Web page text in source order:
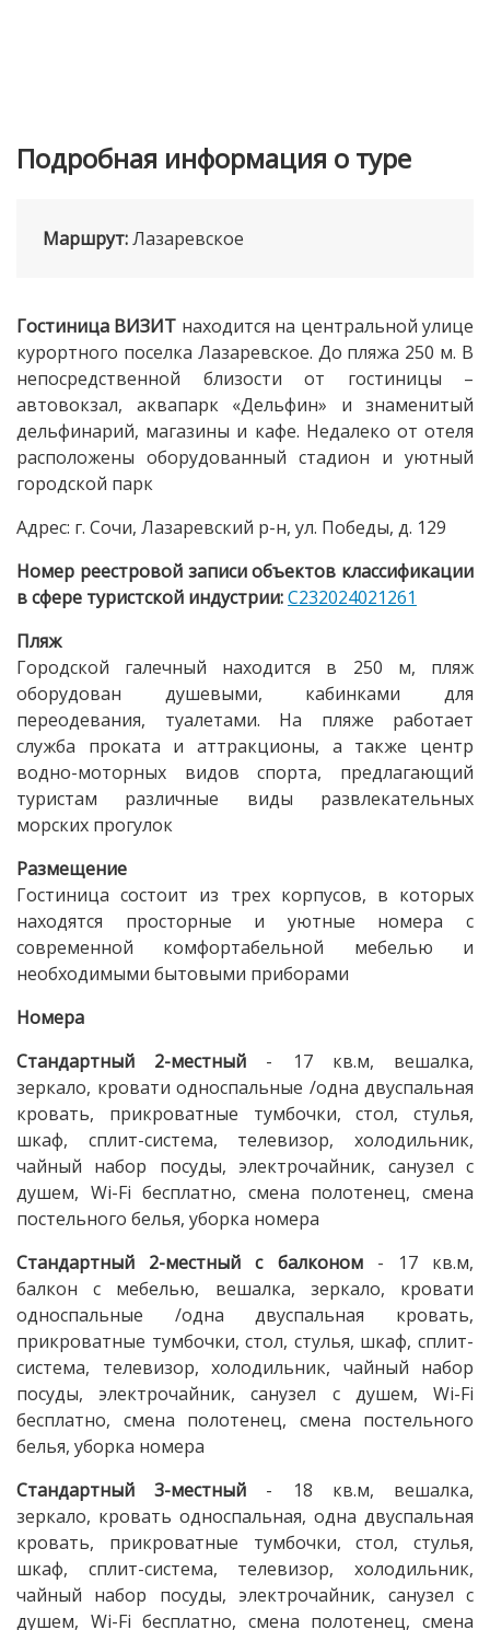
Подробная информация о туре
Маршрут:Лазаревское
Гостиница ВИЗИТ находится на центральной улице
курортного поселка Лазаревское. До пляжа 250 м. В
непосредственной близости от гостиницы –
автовокзал, аквапарк «Дельфин» и знаменитый
дельфинарий, магазины и кафе. Недалеко от отеля
расположены оборудованный стадион и уютный
городской парк
Адрес: г. Сочи, Лазаревский р-н, ул. Победы, д. 129
Номер реестровой записи объектов классификации
в сфере туристской индустрии:С232024021261
Пляж
Городской галечный находится в 250 м, пляж
оборудован душевыми, кабинками для
переодевания, туалетами. На пляже работает
служба проката и аттракционы, а также центр
водно-моторных видов спорта, предлагающий
туристам различные виды развлекательных
морских прогулок
Размещение
Гостиница состоит из трех корпусов, в которых
находятся просторные и уютные номера с
современной комфортабельной мебелью и
необходимыми бытовыми приборами
Номера
Стандартный 2-местный - 17 кв.м, вешалка,
зеркало, кровати односпальные /одна двуспальная
кровать, прикроватные тумбочки, стол, стулья,
шкаф, сплит-система, телевизор, холодильник,
чайный набор посуды, электрочайник, санузел с
душем, Wi-Fi бесплатно, смена полотенец, смена
постельного белья, уборка номера
Стандартный 2-местный с балконом- 17 кв.м,
балкон с мебелью, вешалка, зеркало, кровати
односпальные /одна двуспальная кровать,
прикроватные тумбочки, стол, стулья, шкаф, сплит-
система, телевизор, холодильник, чайный набор
посуды, электрочайник, санузел с душем, Wi-Fi
бесплатно, смена полотенец, смена постельного
белья, уборка номера
Стандартный 3-местный - 18 кв.м, вешалка,
зеркало, кровать односпальная, одна двуспальная
кровать, прикроватные тумбочки, стол, стулья,
шкаф, сплит-система, телевизор, холодильник,
чайный набор посуды, электрочайник, санузел с
душем, Wi-Fi бесплатно, смена полотенец, смена